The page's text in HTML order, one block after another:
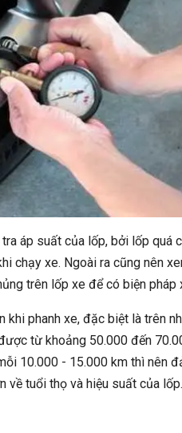
áp suất của lốp, bởi lốp quá
chạy xe. Ngoài ra cũng nên
trên lốp xe để có biện pháp
khi phanh xe, đặc biệt là trên
từ khoảng 50.000 đến
10.000 - 15.000 km thì nên
về tuổi thọ và hiệu suất của lốp.